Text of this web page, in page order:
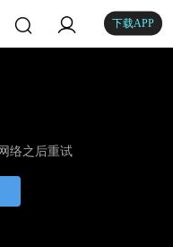
下载APP
络之后重试